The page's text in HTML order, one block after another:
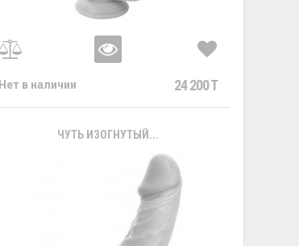
Нет в наличии 24 200 T
ЧУТЬ ИЗОГНУТЫЙ...